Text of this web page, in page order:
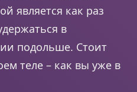
является как раз
в
подольше. Стоит
теле – как вы уже в